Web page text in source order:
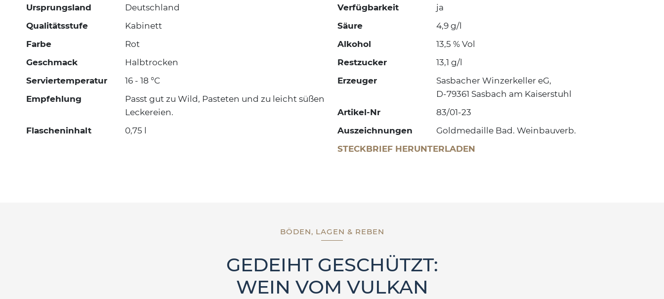
Ursprungsland
Deutschland
Qualitätsstufe
Kabinett
Farbe
Rot
Geschmack
Halbtrocken
Serviertemperatur
16 - 18 °C
Empfehlung
Passt gut zu Wild, Pasteten und zu leicht süßen
Leckereien.
Flascheninhalt
0,75 l
Verfügbarkeit
ja
Säure
4,9 g/l
Alkohol
13,5 % Vol
Restzucker
13,1 g/l
Erzeuger
Sasbacher Winzerkeller eG,
D-79361 Sasbach am Kaiserstuhl
Artikel-Nr
83/01-23
Auszeichnungen
Goldmedaille Bad. Weinbauverb.
STECKBRIEF HERUNTERLADEN
BÖDEN, LAGEN & REBEN
GEDEIHT GESCHÜTZT:
WEIN VOM VULKAN